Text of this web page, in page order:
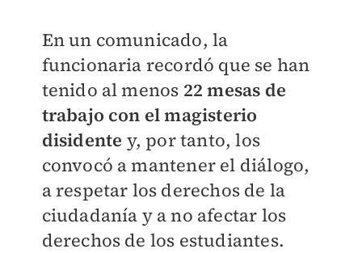
En un comunicado, la
funcionaria recordó que se han
tenido al menos 22 mesas de
trabajo con el magisterio
disidente y, por tanto, los
convocó a mantener el diálogo,
a respetar los derechos de la
ciudadanía y a no afectar los
derechos de los estudiantes.